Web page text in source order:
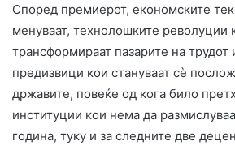
Според премиерот, економските
менуваат, технолошките револуции
трансформираат пазарите на трудот
предизвици кои стануваат сè
државите, повеќе од кога било
институции кои нема да
година, туку и за следните две